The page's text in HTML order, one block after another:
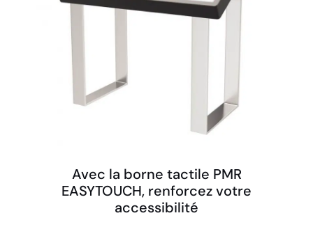
Avec la borne tactile PMR
EASYTOUCH, renforcez votre
accessibilité